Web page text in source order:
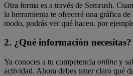
Otra forma es a través de Semrush.
la herramienta te ofrecerá una gráfica
modo, podrás ver qué hacen. por
2. ¿Qué información necesitas?
Ya conoces a tu competencia online y
actividad. Ahora debes tener claro qué